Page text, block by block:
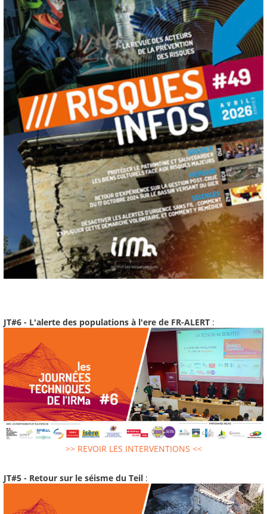
JT#6 - L'alerte des populations à l'ere de FR-ALERT :
>> REVOIR LES INTERVENTIONS <<
JT#5 - Retour sur le séisme du Teil :